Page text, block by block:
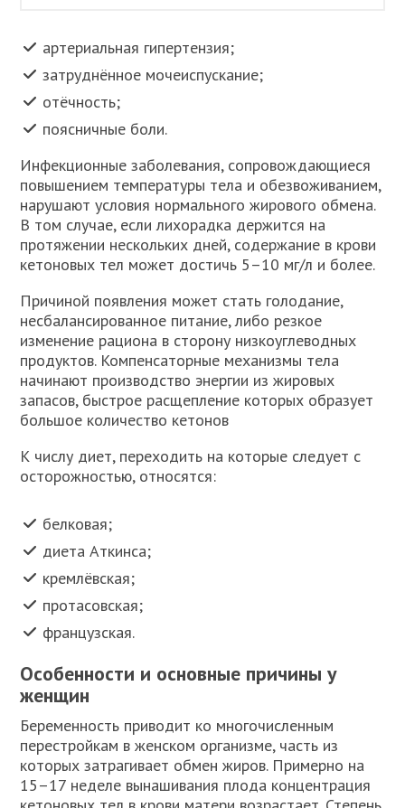
артериальная гипертензия;
затруднённое мочеиспускание;
отёчность;
поясничные боли.
Инфекционные заболевания, сопровождающиеся
повышением температуры тела и обезвоживанием,
нарушают условия нормального жирового обмена.
В том случае, если лихорадка держится на
протяжении нескольких дней, содержание в крови
кетоновых тел может достичь 5–10 мг/л и более.
Причиной появления может стать голодание,
несбалансированное питание, либо резкое
изменение рациона в сторону низкоуглеводных
продуктов. Компенсаторные механизмы тела
начинают производство энергии из жировых
запасов, быстрое расщепление которых образует
большое количество кетонов
К числу диет, переходить на которые следует с
осторожностью, относятся:
белковая;
диета Аткинса;
кремлёвская;
протасовская;
французская.
Особенности и основные причины у
женщин
Беременность приводит ко многочисленным
перестройкам в женском организме, часть из
которых затрагивает обмен жиров. Примерно на
15–17 неделе вынашивания плода концентрация